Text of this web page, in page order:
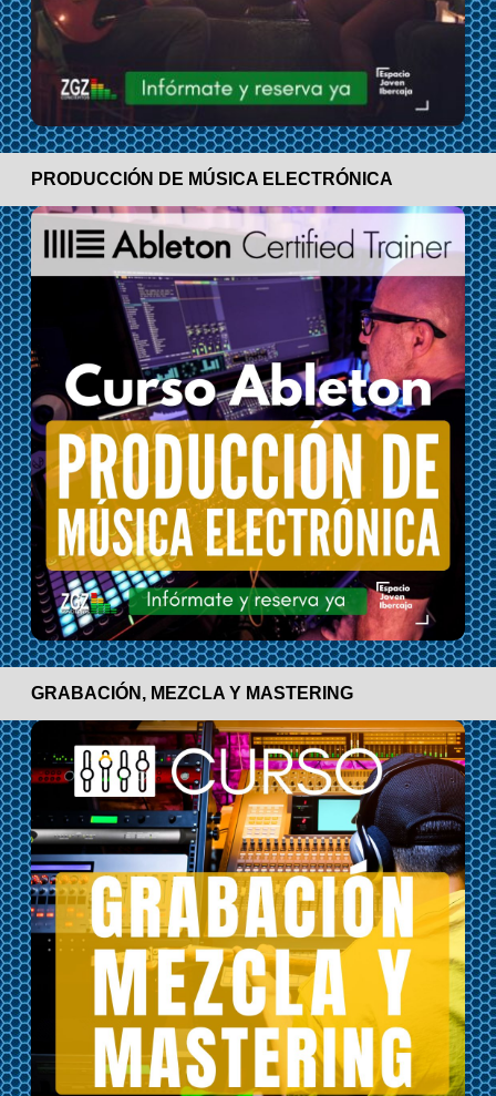
PRODUCCIÓN DE MÚSICA ELECTRÓNICA
GRABACIÓN, MEZCLA Y MASTERING